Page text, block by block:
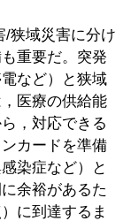
/狭域災害に分け
重要だ。突発
など）と狭域
医療の供給能
，対応できる
カードを準備
染症など）と
余裕があるた
に到達するま